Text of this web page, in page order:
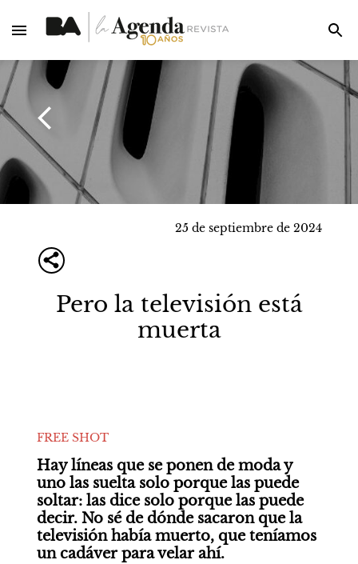
25 de septiembre de 2024
Pero la televisión está
muerta
FREE SHOT
Hay líneas que se ponen de moda y
uno las suelta solo porque las puede
soltar: las dice solo porque las puede
decir. No sé de dónde sacaron que la
televisión había muerto, que teníamos
un cadáver para velar ahí.